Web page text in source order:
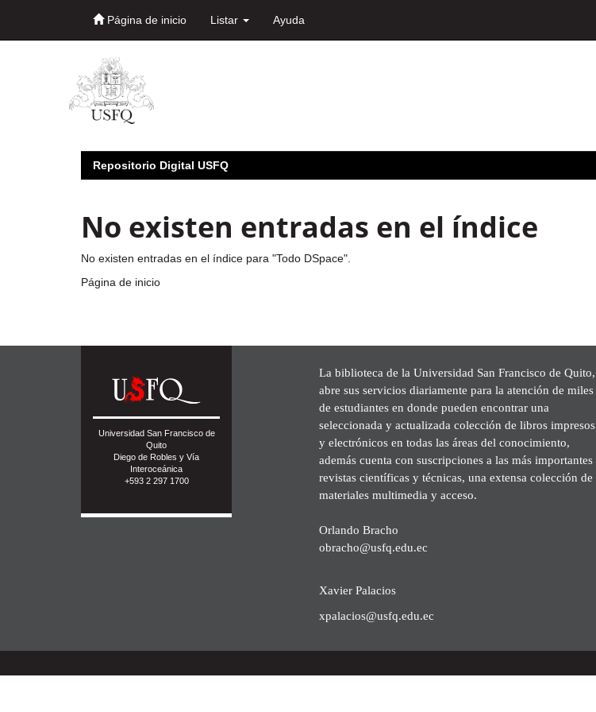
Página de inicio Listar Ayuda
Repositorio Digital USFQ
No existen entradas en el índice
No existen entradas en el índice para "Todo DSpace".
Página de inicio
Universidad San Francisco de
Quito
Diego de Robles y Vía
Interoceánica
+593 2 297 1700
La biblioteca de la Universidad San Francisco de Quito,
abre sus servicios diariamente para la atención de miles
de estudiantes en donde pueden encontrar una
seleccionada y actualizada colección de libros impresos
y electrónicos en todas las áreas del conocimiento,
además cuenta con suscripciones a las más importantes
revistas científicas y técnicas, una extensa colección de
materiales multimedia y acceso.
Orlando Bracho
obracho@usfq.edu.ec
Xavier Palacios
xpalacios@usfq.edu.ec